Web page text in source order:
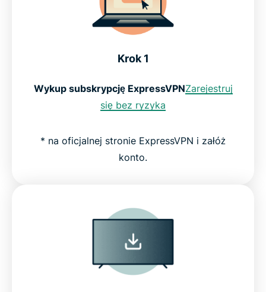
Krok 1
Wykup subskrypcję ExpressVPNZarejestruj
się bez ryzyka
* na oficjalnej stronie ExpressVPN i załóż
konto.